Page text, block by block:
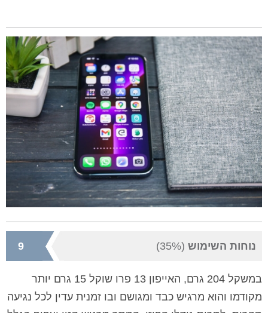
נוחות השימוש (35%)
9
במשקל 204 גרם, האייפון 13 פרו שוקל 15 גרם יותר
מקודמו והוא מרגיש כבד ומגושם ובו זמנית עדין לכל נגיעה